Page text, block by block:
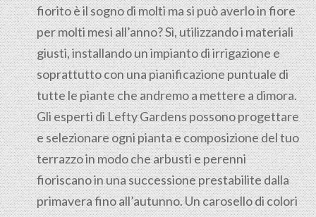
fiorito è il sogno di molti ma si può averlo in fiore
per molti mesi all’anno? Sì, utilizzando i materiali
giusti, installando un impianto di irrigazione e
soprattutto con una pianificazione puntuale di
tutte le piante che andremo a mettere a dimora.
Gli esperti di Lefty Gardens possono progettare
e selezionare ogni pianta e composizione del tuo
terrazzo in modo che arbusti e perenni
fioriscano in una successione prestabilite dalla
primavera fino all’autunno. Un carosello di colori